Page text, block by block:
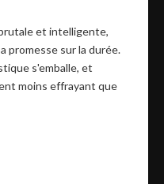
et intelligente,
promesse sur la durée.
s'emballe, et
moins effrayant que